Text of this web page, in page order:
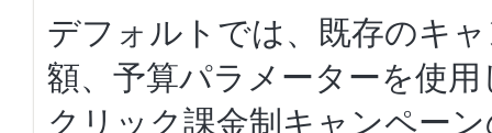
デフォルトでは、既存のキ
額、予算パラメーターを使用
クリック課金制キャンペー